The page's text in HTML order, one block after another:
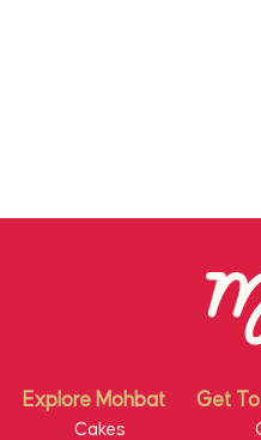
Explore Mohbat Get To
Cakes